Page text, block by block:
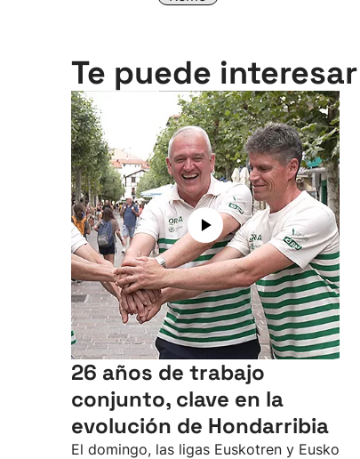
Te puede interesar
26 años de trabajo
conjunto, clave en la
evolución de Hondarribia
El domingo, las ligas Euskotren y Eusko